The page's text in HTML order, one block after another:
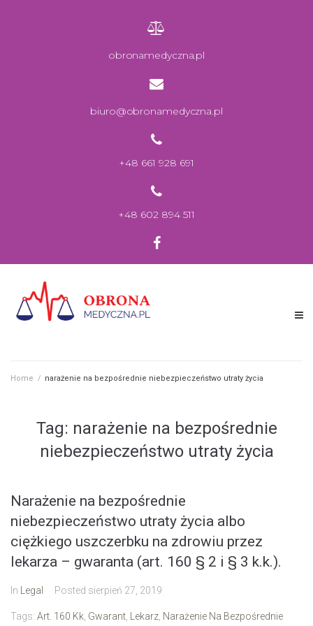
obronamedyczna.pl
biuro@obronamedyczna.pl
+48 661 928 691
+48 602 894 511
Home / narażenie na bezpośrednie niebezpieczeństwo utraty życia
Tag: narażenie na bezpośrednie
niebezpieczeństwo utraty życia
Narażenie na bezpośrednie
niebezpieczeństwo utraty życia albo
ciężkiego uszczerbku na zdrowiu przez
lekarza – gwaranta (art. 160 § 2 i § 3 k.k.).
In Legal Posted sierpień 27, 2019
Tags: Art. 160 Kk Gwarant Lekarz Narażenie Na Bezpośrednie